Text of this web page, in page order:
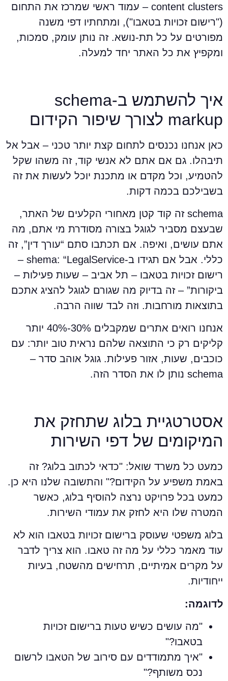
content clusters – עמוד ראשי שמרכז את התחום
("רישום זכויות בטאבו"), ומתחתיו דפי משנה
מפורטים על כל תת-נושא. זה נותן עומק, סמכות,
ומקפיץ את כל האתר יחד למעלה.
איך להשתמש ב-schema
markup לצורך שיפור הקידום
כאן אנחנו נכנסים לתחום קצת יותר טכני – אבל אל
תיבהלו. גם אם אתם לא אנשי קוד, זה משהו שקל
להטמיע, וכל מקדם או מתכנת יוכל לעשות את זה
בשבילכם בכמה דקות.
schema זה קוד קטן מאחורי הקלעים של האתר,
שבעצם מסביר לגוגל בצורה מסודרת מי אתם, מה
אתם עושים, ואיפה. אם תכתבו סתם “עורך דין”, זה
כללי. אבל אם תגידו ב-shema: “LegalService –
רישום זכויות בטאבו – תל אביב – שעות פעילות –
ביקורות” – זה בדיוק מה שגורם לגוגל להציג אתכם
בתוצאות מורחבות. וזה לבד שווה הרבה.
אנחנו רואים אתרים שמקבלים 30%-40% יותר
קליקים רק כי התוצאה שלהם נראית טוב יותר: עם
כוכבים, שעות, אזור פעילות. גוגל אוהב סדר –
schema נותן לו את הסדר הזה.
אסטרטגיית בלוג שתחזק את
המיקומים של דפי השירות
כמעט כל משרד שואל: "כדאי לכתוב בלוג? זה
באמת משפיע על הקידום?" והתשובה שלנו היא כן.
כמעט בכל פרויקט נרצה להוסיף בלוג, כאשר
המטרה שלו היא לחזק את עמודי השירות.
בלוג משפטי שעוסק ברישום זכויות בטאבו הוא לא
עוד מאמר כללי על מה זה טאבו. הוא צריך לדבר
על מקרים אמיתיים, תרחישים מהשטח, בעיות
ייחודיות.
לדוגמה:
"מה עושים כשיש טעות ברישום זכויות
בטאבו?"
"איך מתמודדים עם סירוב של הטאבו לרשום
נכס משותף?"